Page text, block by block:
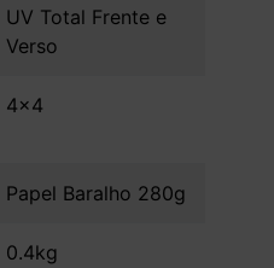
UV Total Frente e
Verso
4x4
Papel Baralho 280g
0.4kg